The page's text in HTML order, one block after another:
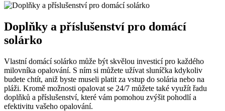
Doplňky a příslušenství pro domácí
solárko
Vlastní domácí solárko může být skvělou investicí pro každého
milovníka opalování. S ním si můžete užívat sluníčka kdykoliv
budete chtít, aniž byste museli platit za vstup do solária nebo na
pláži. Kromě možnosti opalovat se 24/7 můžete také využít řadu
doplňků a příslušenství, které vám pomohou zvýšit pohodlí a
efektivitu vašeho opalování.